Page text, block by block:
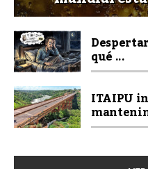
qué ...
ITAIPU